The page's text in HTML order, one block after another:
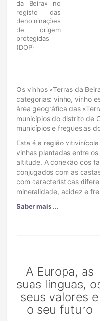
da Beira» no
registo das
denominações
de origem
protegidas
(DOP)
Os vinhos «Terras da
categorias: vinho, vinho
área geográfica das
municípios do distrito de
municípios e freguesias
Esta é a região
vinhas plantadas entre
altitude. A conexão dos
conjugados com as
com características
mineralidade, acidez e
Saber mais ...
A Europa, as
suas línguas,
seus valores e
o seu futuro